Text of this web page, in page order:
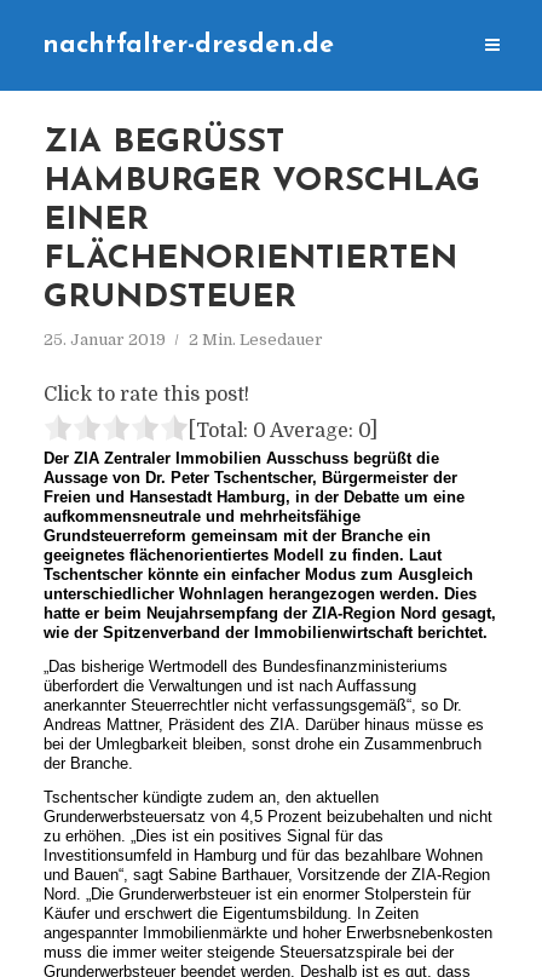
nachtfalter-dresden.de
ZIA BEGRÜSST H
AMBURGER VORSCHLAG E
INER F
LÄCHENORIENTIERTEN G
RUNDSTEUER
25. Januar 2019 2 Min. Lesedauer
Click to rate this post!
[Total: 0 Average: 0]
Der ZIA Zentraler Immobilien Ausschuss begrüßt die
Aussage von Dr. Peter Tschentscher, Bürgermeister der
Freien und Hansestadt Hamburg, in der Debatte um eine
aufkommensneutrale und mehrheitsfähige
Grundsteuerreform gemeinsam mit der Branche ein
geeignetes flächenorientiertes Modell zu finden. Laut
Tschentscher könnte ein einfacher Modus zum Ausgleich
unterschiedlicher Wohnlagen herangezogen werden. Dies
hatte er beim Neujahrsempfang der ZIA-Region Nord gesagt,
wie der Spitzenverband der Immobilienwirtschaft berichtet.
„Das bisherige Wertmodell des Bundesfinanzministeriums
überfordert die Verwaltungen und ist nach Auffassung
anerkannter Steuerrechtler nicht verfassungsgemäß“, so Dr.
Andreas Mattner, Präsident des ZIA. Darüber hinaus müsse es
bei der Umlegbarkeit bleiben, sonst drohe ein Zusammenbruch
der Branche.
Tschentscher kündigte zudem an, den aktuellen
Grunderwerbsteuersatz von 4,5 Prozent beizubehalten und nicht
zu erhöhen. „Dies ist ein positives Signal für das
Investitionsumfeld in Hamburg und für das bezahlbare Wohnen
und Bauen“, sagt Sabine Barthauer, Vorsitzende der ZIA-Region
Nord. „Die Grunderwerbsteuer ist ein enormer Stolperstein für
Käufer und erschwert die Eigentumsbildung. In Zeiten
angespannter Immobilienmärkte und hoher Erwerbsnebenkosten
muss die immer weiter steigende Steuersatzspirale bei der
Grunderwerbsteuer beendet werden. Deshalb ist es gut, dass